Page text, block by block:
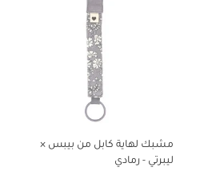
مشبك لهاية كابل من بيبس ×
ليبرتي - رمادي